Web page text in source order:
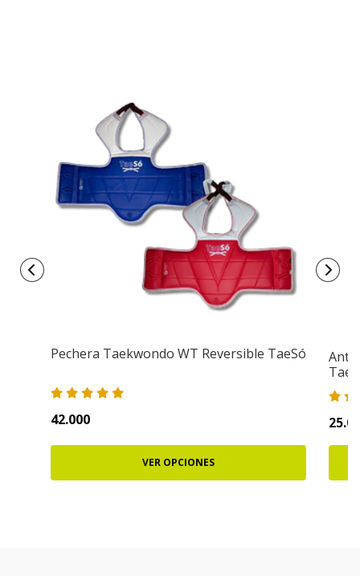
Pechera Taekwondo WT Reversible TaeSó
42.000
VER OPCIONES